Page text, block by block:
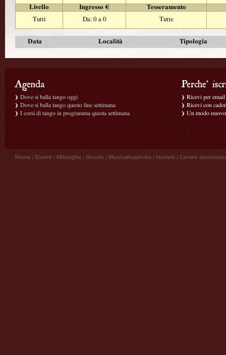
Livello
Ingresso €
Tesseramento
Tutti
Da: 0 a 0 Tutte
Data Località Tipologia
Dove si balla tango oggi
Dove si balla tango questo fine settimana
I corsi di tango in programma questa settimana
Ricevi per
Ricevi con
Un modo
Home | Eventi | Milonghe | Scuole | Musicalizadores | Iscriviti | Centro